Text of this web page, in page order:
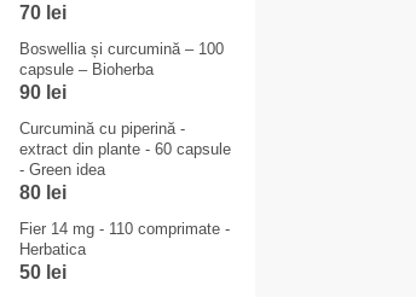
70 lei
Boswellia și curcumină – 100
capsule – Bioherba
90 lei
Curcumină cu piperină -
extract din plante - 60 capsule
- Green idea
80 lei
Fier 14 mg - 110 comprimate -
Herbatica
50 lei